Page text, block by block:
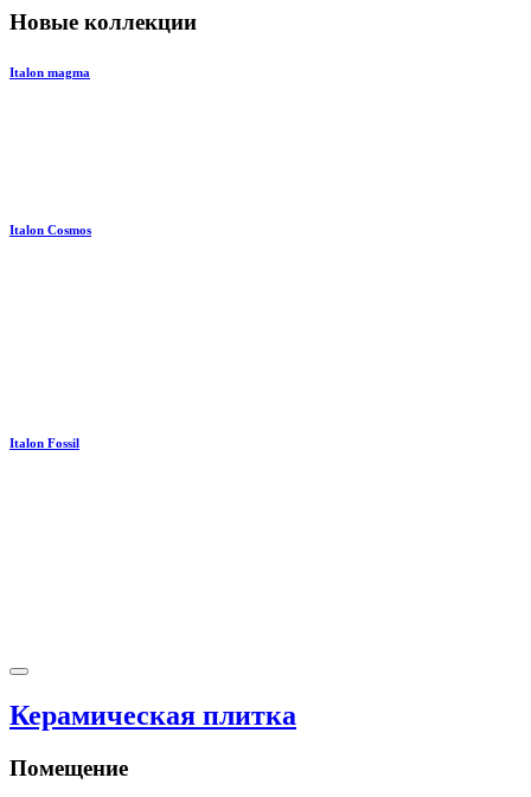
Новые коллекции
Italon magma
Italon Cosmos
Italon Fossil
Керамическая плитка
Помещение